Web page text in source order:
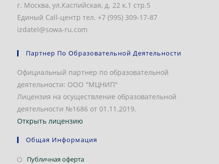
г. Москва, ул.Каспийская, д. 22 к.1 стр.5
Единый Call-центр тел. +7 (995) 309-17-87
izdatel@sowa-ru.com
Партнер По Образовательной Деятельности
Официальный партнер по образовательной
деятельности: ООО "МЦНИП"
Лицензия на осуществление образовательной
деятельности №1686 от 01.11.2019.
Открыть лицензию
Общая Информация
Публичная офертаОткроется